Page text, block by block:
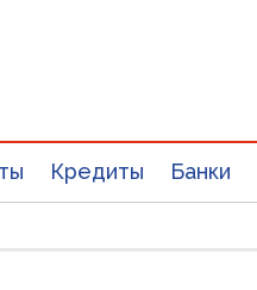
Кредиты Банки